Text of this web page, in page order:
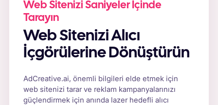
Web Sitenizi Saniyeler İçinde
Tarayın
Web Sitenizi Alıcı
İçgörülerine Dönüştürün
AdCreative.ai, önemli bilgileri elde etmek için
web sitenizi tarar ve reklam kampanyalarınızı
güçlendirmek için anında lazer hedefli alıcı